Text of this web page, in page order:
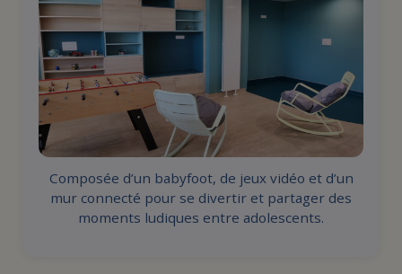
Composée d’un babyfoot, de jeux vidéo et d’un
mur connecté pour se divertir et partager des
moments ludiques entre adolescents.